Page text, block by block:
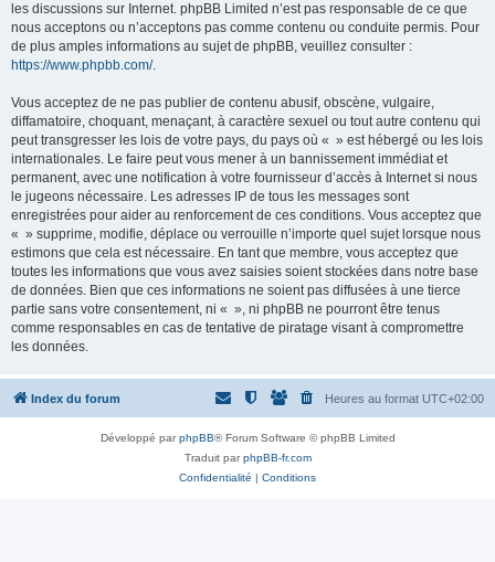
les discussions sur Internet. phpBB Limited n’est pas responsable de ce que
nous acceptons ou n’acceptons pas comme contenu ou conduite permis. Pour
de plus amples informations au sujet de phpBB, veuillez consulter :
https://www.phpbb.com/.
Vous acceptez de ne pas publier de contenu abusif, obscène, vulgaire,
diffamatoire, choquant, menaçant, à caractère sexuel ou tout autre contenu qui
peut transgresser les lois de votre pays, du pays où « » est hébergé ou les lois
internationales. Le faire peut vous mener à un bannissement immédiat et
permanent, avec une notification à votre fournisseur d’accès à Internet si nous
le jugeons nécessaire. Les adresses IP de tous les messages sont
enregistrées pour aider au renforcement de ces conditions. Vous acceptez que
« » supprime, modifie, déplace ou verrouille n’importe quel sujet lorsque nous
estimons que cela est nécessaire. En tant que membre, vous acceptez que
toutes les informations que vous avez saisies soient stockées dans notre base
de données. Bien que ces informations ne soient pas diffusées à une tierce
partie sans votre consentement, ni « », ni phpBB ne pourront être tenus
comme responsables en cas de tentative de piratage visant à compromettre
les données.
Index du forum Heures au format UTC+02:00
Développé parphpBB® Forum Software © phpBB Limited
Traduit parphpBB-fr.com
Confidentialité | Conditions